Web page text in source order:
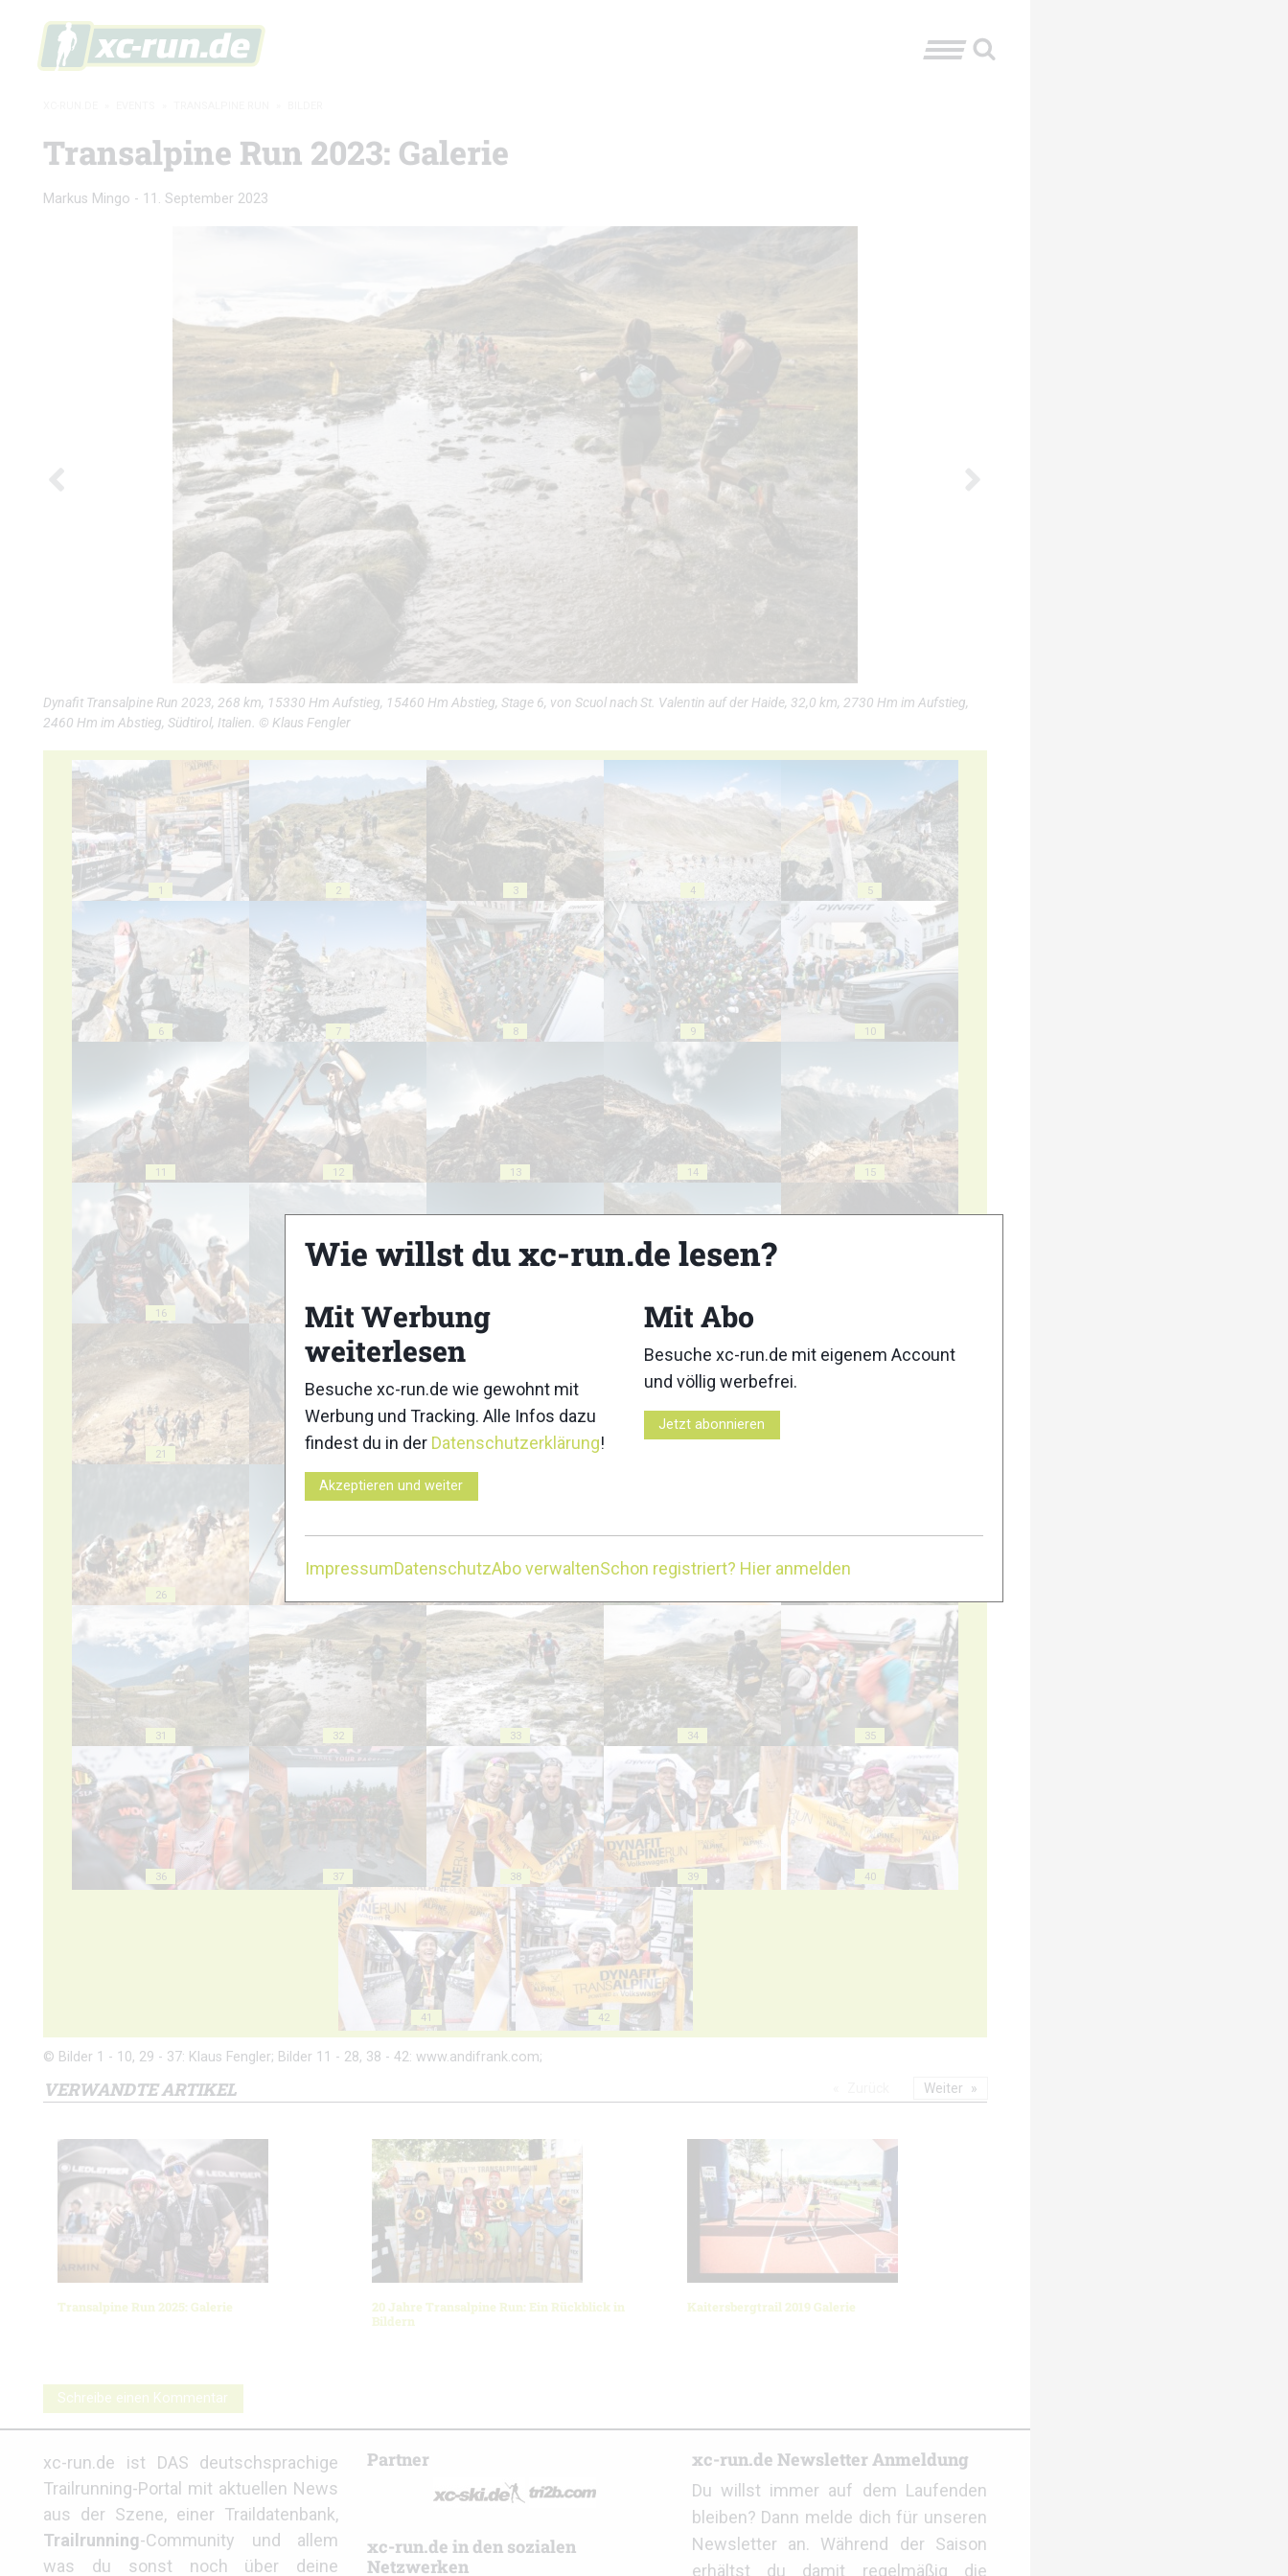
Transalpine Run 2023: Galerie
Markus Mingo - 11. September 2023
Dynafit Transalpine Run 2023, 268 km, 15330 Hm Aufstieg, 15460 Hm Abstieg, Stage 6, von Scuol nach St. Valentin auf der Haide, 32,0 km, 2730 Hm im Aufstieg,
2460 Hm im Abstieg, Südtirol, Italien. © Klaus Fengler
1 2 3 4 5
6 7 8 9 10
11 12 13 14 15
16 17 19
21
26
31 32 33 34 35
36 37 38 39 40
41 42
© Bilder 1 - 10, 29 - 37: Klaus Fengler; Bilder 11 - 28, 38 - 42: www.andifrank.com;
VERWANDTE ARTIKEL
Transalpine Run 2025: Galerie
20 Jahre Transalpine Run: Ein Rückblick in
Bildern
Kaitersbergtrail 2019 Galerie
Weiter
Schreibe einen Kommentar
xc-run.de ist DAS deutschsprachige
Trailrunning-Portal mit aktuellen News
aus der Szene, einer Traildatenbank,
Trailrunning-Community und allem
was du sonst noch über deine
Partner
xc-run.de in den sozialen
Netzwerken
xc-run.de Newsletter Anmeldung
Du willst immer auf dem Laufenden
bleiben? Dann melde dich für unseren
Newsletter an. Während der Saison
erhältst du damit regelmäßig die
Wie willst du xc-run.de lesen?
Mit Werbung
weiterlesen
Besuche xc-run.de wie gewohnt mit
Werbung und Tracking. Alle Infos dazu
findest du in der Datenschutzerklärung!
Akzeptieren und weiter
Mit Abo
Besuche xc-run.de mit eigenem Account
und völlig werbefrei.
Jetzt abonnieren
ImpressumDatenschutzAbo verwaltenSchon registriert? Hier anmelden